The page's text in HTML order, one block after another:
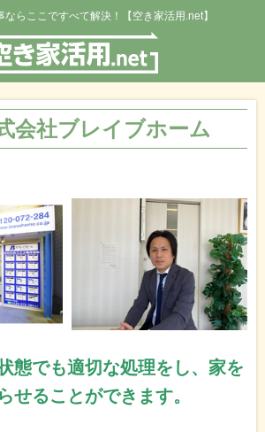
らここですべて解決！【空き家活用.net】
会社ブレイブホーム
態でも適切な処理をし、家を
せることができます。